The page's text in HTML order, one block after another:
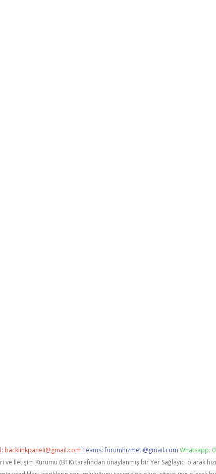
backlinkpaneli@gmail.com Teams:forumhizmeti@gmail.com Whatsapp:
ve İletişim Kurumu (BTK) tarafından onaylanmış bir Yer Sağlayıcı